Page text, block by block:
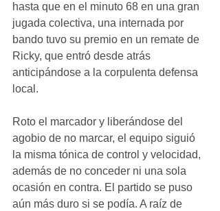
hasta que en el minuto 68 en una gran
jugada colectiva, una internada por
bando tuvo su premio en un remate de
Ricky, que entró desde atrás
anticipándose a la corpulenta defensa
local.
Roto el marcador y liberándose del
agobio de no marcar, el equipo siguió
la misma tónica de control y velocidad,
además de no conceder ni una sola
ocasión en contra. El partido se puso
aún más duro si se podía. A raíz de